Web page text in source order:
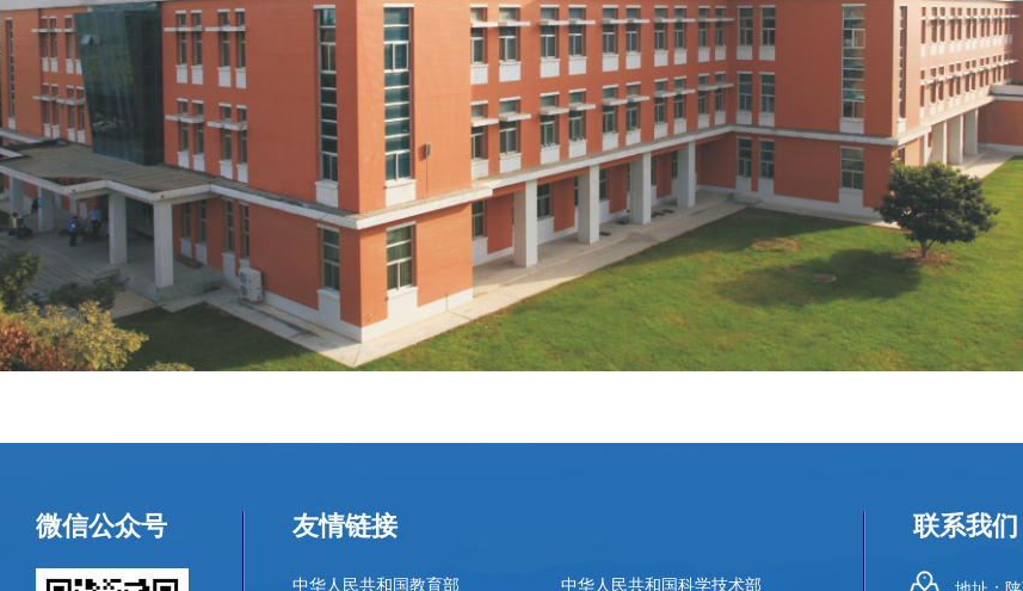
微信公众号 友情链接
中华人民共和国教育部 中华人民共和国科学技术部
联系我们